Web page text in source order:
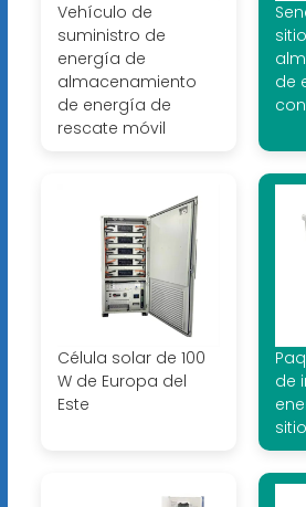
Vehículo de
suministro de
energía de
almacenamiento
de energía de
rescate móvil
de
Célula solar de 100
W de Europa del
Este
de
sitio